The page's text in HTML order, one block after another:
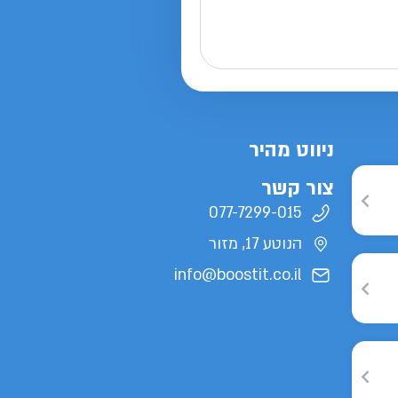
ניווט מהיר
צור קשר
077-7299-015
הנוטע 17, מזור
info@boostit.co.il